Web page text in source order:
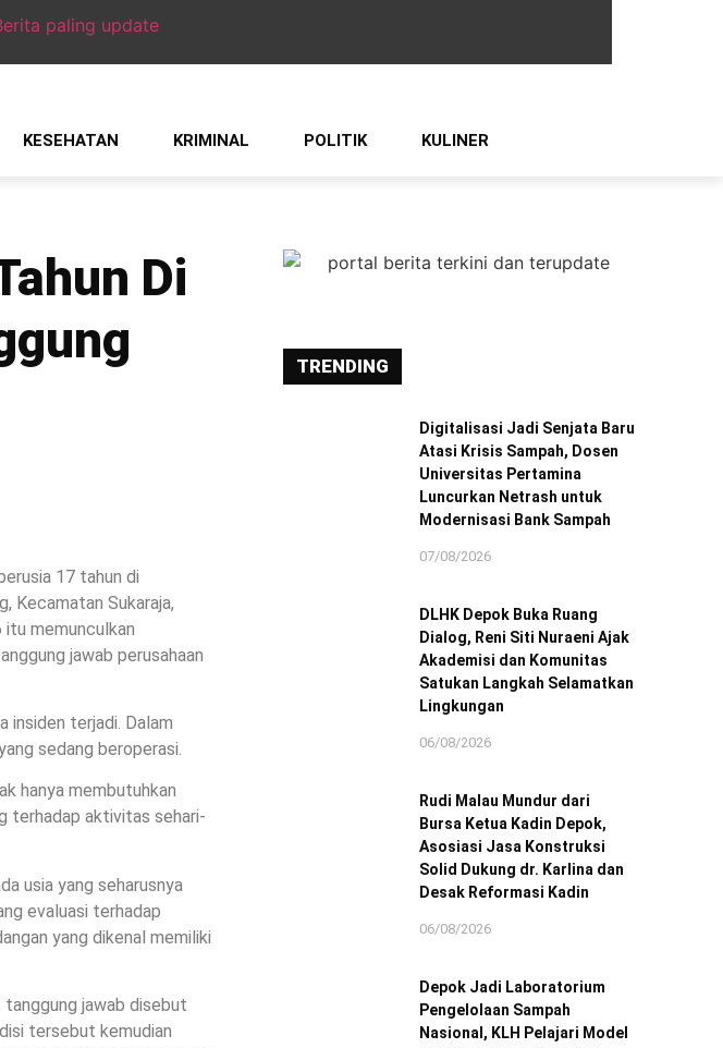
KESEHATAN KRIMINAL POLITIK KULINER
Di
17 tahun di
Kecamatan Sukaraja,
itu memunculkan
jawab perusahaan
insiden terjadi. Dalam
sedang beroperasi.
hanya membutuhkan
terhadap aktivitas sehari-
usia yang seharusnya
evaluasi terhadap
yang dikenal memiliki
tanggung jawab disebut
tersebut kemudian
TRENDING
Digitalisasi Jadi Senjata Baru
Atasi Krisis Sampah, Dosen
Universitas Pertamina
Luncurkan Netrash untuk
Modernisasi Bank Sampah
07/08/2026
DLHK Depok Buka Ruang
Dialog, Reni Siti Nuraeni Ajak
Akademisi dan Komunitas
Satukan Langkah Selamatkan
Lingkungan
06/08/2026
Rudi Malau Mundur dari
Bursa Ketua Kadin Depok,
Asosiasi Jasa Konstruksi
Solid Dukung dr. Karlina dan
Desak Reformasi Kadin
06/08/2026
Depok Jadi Laboratorium
Pengelolaan Sampah
Nasional, KLH Pelajari Model